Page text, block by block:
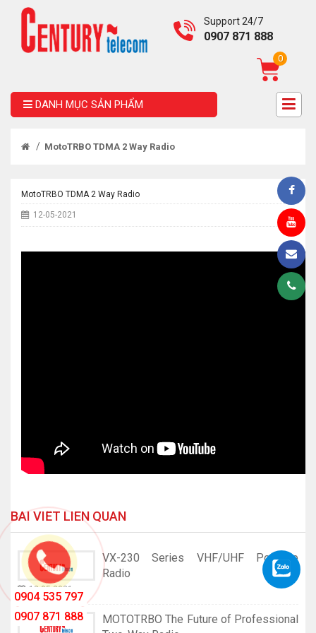
Support 24/7
0907 871 888
0
DANH MỤC SẢN PHẨM
/ MotoTRBO TDMA 2 Way Radio
MotoTRBO TDMA 2 Way Radio
12-05-2021
BÀI VIẾT LIÊN QUAN
VX-230 Series VHF/UHF Portable
Radio
12-05-2021
MOTOTRBO The Future of Professional
0904 535 797
0907 871 888